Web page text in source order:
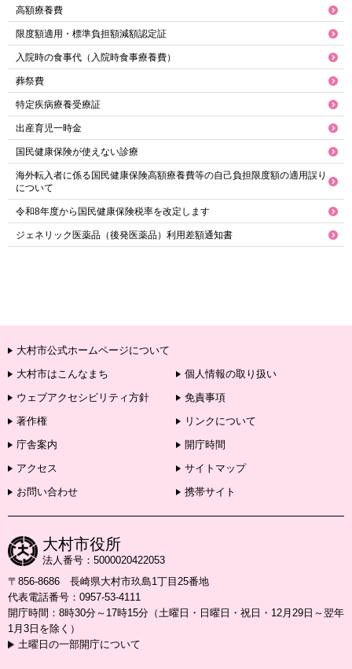
高額療養費
限度額適用・標準負担額減額認定証
入院時の食事代（入院時食事療養費）
葬祭費
特定疾病療養受療証
出産育児一時金
国民健康保険が使えない診療
海外転入者に係る国民健康保険高額療養費等の自己負担限度額の適用誤り
について
令和8年度から国民健康保険税率を改定します
ジェネリック医薬品（後発医薬品）利用差額通知書
大村市公式ホームページについて
大村市はこんなまち
個人情報の取り扱い
ウェブアクセシビリティ方針
免責事項
著作権
リンクについて
庁舎案内
開庁時間
アクセス
サイトマップ
お問い合わせ
携帯サイト
大村市役所
法人番号：5000020422053
〒856-8686 長崎県大村市玖島1丁目25番地
代表電話番号：0957-53-4111
開庁時間：8時30分～17時15分（土曜日・日曜日・祝日・12月29日～翌年
1月3日を除く）
土曜日の一部開庁について